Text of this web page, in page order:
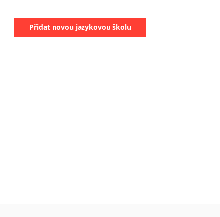
Přidat novou jazykovou školu